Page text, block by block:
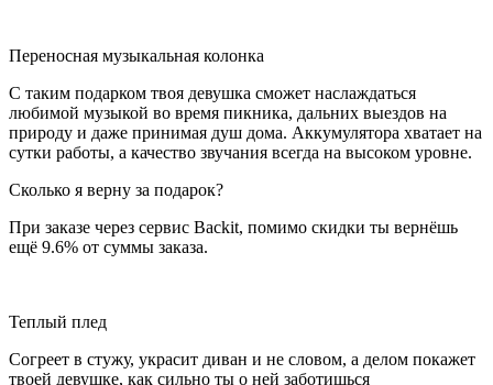
Переносная музыкальная колонка
С таким подарком твоя девушка сможет наслаждаться
любимой музыкой во время пикника, дальних выездов на
природу и даже принимая душ дома. Аккумулятора хватает на
сутки работы, а качество звучания всегда на высоком уровне.
Сколько я верну за подарок?
При заказе через сервис Backit, помимо скидки ты вернёшь
ещё 9.6% от суммы заказа.
Теплый плед
Согреет в стужу, украсит диван и не словом, а делом покажет
твоей девушке, как сильно ты о ней заботишься